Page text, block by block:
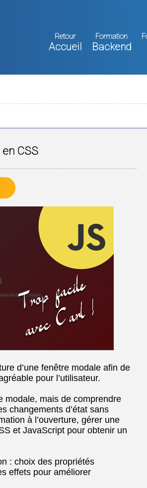
Retour
Accueil
Formation
Backend
CSS
d’une fenêtre modale afin de
pour l’utilisateur.
modale, mais de comprendre
changements d’état sans
à l’ouverture, gérer une
et JavaScript pour obtenir un
: choix des propriétés
effets pour améliorer